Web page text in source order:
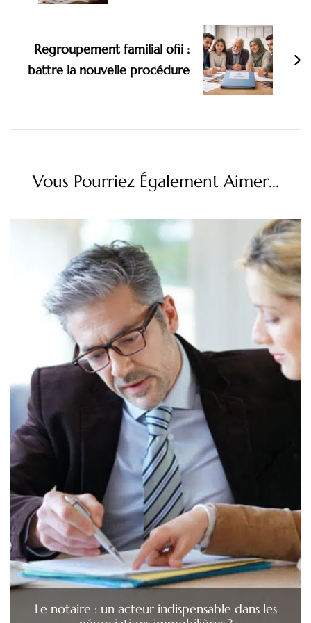
Regroupement familial ofii :
battre la nouvelle procédure
Vous Pourriez Également Aimer...
Le notaire : un acteur indispensable dans les